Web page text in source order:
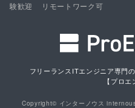
験歓迎
リモートワーク可
フリーランスITエンジニア専門
【プロエ
Copyright© インターノウス